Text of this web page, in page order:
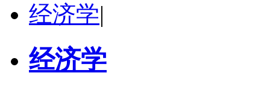
经济学|
经济学